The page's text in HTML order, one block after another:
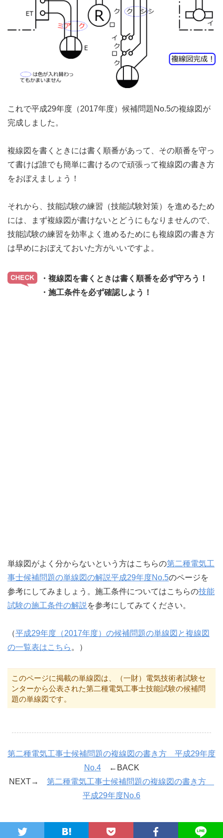
これで平成29年度（2017年度）候補問題No.5の複線図が
完成しました。
複線図を書くときには書く順番があって、その順番を守っ
て書けば誰でも簡単に書けるので頑張って複線図の書き方
をおぼえましょう！
それから、技能試験の練習（技能試験対策）を進めるため
には、まず複線図が書けないとどうにもなりませんので、
技能試験の練習を効率よく進めるためにも複線図の書き方
は早めにおぼえておいた方がいいですよ。
・複線図を書くときは書く順番を必ず守ろう！
・施工条件を必ず確認しよう！
単線図がよく分からないという方はこちらの第二種電気工
事士候補問題の単線図の解説平成29年度No.5のページを
参考にしてみましょう。施工条件についてはこちらの技能
試験の施工条件の解説 を参考にしてみてください。
（平成29年度（2017年度）の候補問題の単線図と複線図
の一覧表はこちら 。）
このページに掲載の単線図は、（一財）電気技術者試験セ
ンターから公表された第二種電気工事士技能試験の候補問
題の単線図です。
第二種電気工事士候補問題の複線図の書き方 平成29年度
No.4←BACK
NEXT→ 第二種電気工事士候補問題の複線図の書き方
平成29年度No.6